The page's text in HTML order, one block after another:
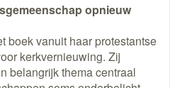
opnieuw
boek vanuit haar protestantse
kerkvernieuwing. Zij
belangrijk thema centraal